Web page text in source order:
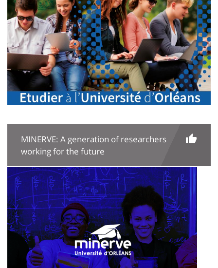
MINERVE: A generation of researchers
working for the future
Image